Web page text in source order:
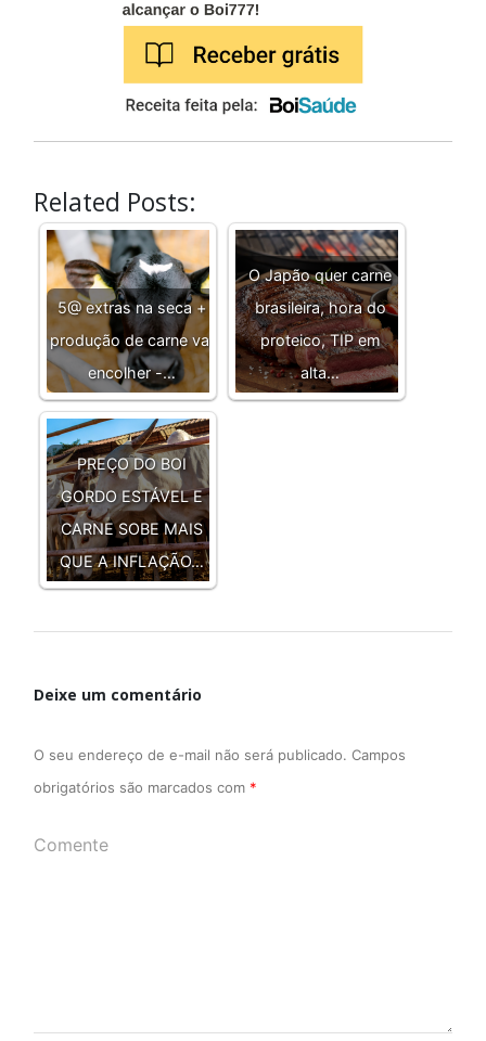
Related Posts:
5@ extras na seca +
produção de carne vai
encolher -…
O Japão quer carne
brasileira, hora do
proteico, TIP em
alta…
PREÇO DO BOI
GORDO ESTÁVEL E
CARNE SOBE MAIS
QUE A INFLAÇÃO…
Deixe um comentário
O seu endereço de e-mail não será publicado. Campos
obrigatórios são marcados com *